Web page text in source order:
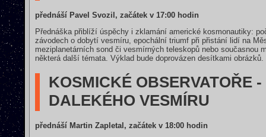
přednáší Pavel Svozil, začátek v 17:00 hodin
Přednáška přiblíží úspěchy i zklamání americké kosmonautiky:
závodech o dobytí vesmíru, epochální triumf při přistání lidí na
meziplanetárních sond či vesmírných teleskopů nebo současnou
některá další témata. Výklad bude doprovázen desítkami obrázků.
KOSMICKÉ OBSERVATOŘE
DALEKÉHO VESMÍRU
přednáší Martin Zapletal, začátek v 18:00 hodin